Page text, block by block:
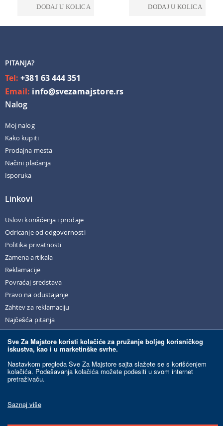
Sve Za Majstore koristi kolačiće za pružanje boljeg korisničkog
iskustva, kao i u marketinške svrhe.
Nastavkom pregleda Sve Za Majstore sajta slažete se s korišćenjem
kolačića. Podešavanja kolačića možete podesiti u svom internet
pretraživaču.
Saznaj više
DODAJ U KOLICA DODAJ U KOLICA
PITANJA?
Tel:+381 63 444 351
Email: info@svezamajstore.rs
Nalog
Moj nalog
Kako kupiti
Prodajna mesta
Načini plaćanja
Isporuka
Linkovi
Uslovi korišćenja i prodaje
Odricanje od odgovornosti
Politika privatnosti
Zamena artikala
Reklamacije
Povraćaj sredstava
Pravo na odustajanje
Zahtev za reklamaciju
Najčešća pitanja
Razvoj sajta:
Uslovi korišćenja
© Sve Za Majstore. 2026. Sva prava zadržana.